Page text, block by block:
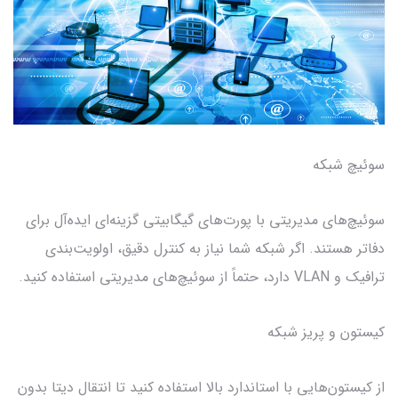
سوئیچ شبکه
سوئیچ‌های مدیریتی با پورت‌های گیگابیتی گزینه‌ای ایده‌آل برای
دفاتر هستند. اگر شبکه شما نیاز به کنترل دقیق، اولویت‌بندی
ترافیک و VLAN دارد، حتماً از سوئیچ‌های مدیریتی استفاده کنید.
کیستون و پریز شبکه
از کیستون‌هایی با استاندارد بالا استفاده کنید تا انتقال دیتا بدون